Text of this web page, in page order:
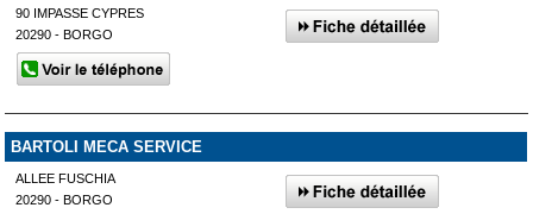
90 IMPASSE CYPRES
20290 - BORGO
BARTOLI MECA SERVICE
ALLEE FUSCHIA
20290 - BORGO